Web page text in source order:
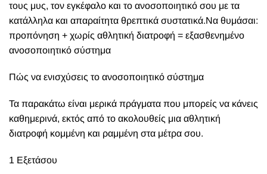
τους μυς, τον εγκέφαλο και το ανοσοποιητικό σου με τα
κατάλληλα και απαραίτητα θρεπτικά συστατικά.Να θυμάσαι:
προπόνηση + χωρίς αθλητική διατροφή = εξασθενημένο
ανοσοποιητικό σύστημα
Πώς να ενισχύσεις το ανοσοποιητικό σύστημα
Τα παρακάτω είναι μερικά πράγματα που μπορείς να κάνεις
καθημερινά, εκτός από το ακολουθείς μια αθλητική
διατροφή κομμένη και ραμμένη στα μέτρα σου.
1 Εξετάσου